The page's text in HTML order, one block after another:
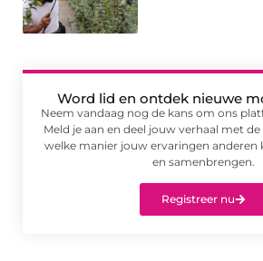
Word lid en ontdek nieuwe
Neem vandaag nog de kans om ons
Meld je aan en deel jouw verhaal met
welke manier jouw ervaringen anderen
en samenbrengen.
Registreer nu